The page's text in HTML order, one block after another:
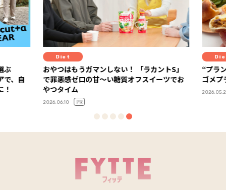
、自
Diet
おやつはもうガマンしない！ 「ラカントS」
で罪悪感ゼロの甘～い糖質オフスイーツでお
やつタイム
2026.06.10 PR
Diet
“プラ
ゴメプ